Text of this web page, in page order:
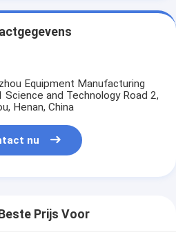
Equipment Manufacturing
Science and Technology Road 2,
Henan, China
nu
Prijs Voor